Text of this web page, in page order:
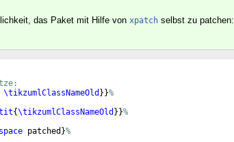
das Paket mit Hilfe von xpatch selbst zu patchen:
\tikzumlClassNameOld }}%
{\tikzumlClassNameOld }}%
patched }%